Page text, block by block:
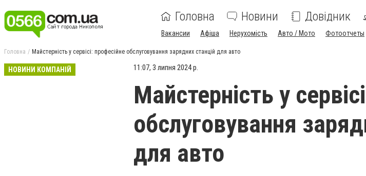
Головна Новини Довідник
Вакансии Афіша Нерухомість Авто / Мото Фотоотчеты
Головна Майстерність у сервісі: професійне обслуговування зарядних станцій для авто
НОВИНИ КОМПАНІЙ 11:07, 3 липня 2024 р.
Майстерність у
обслуговування
для авто